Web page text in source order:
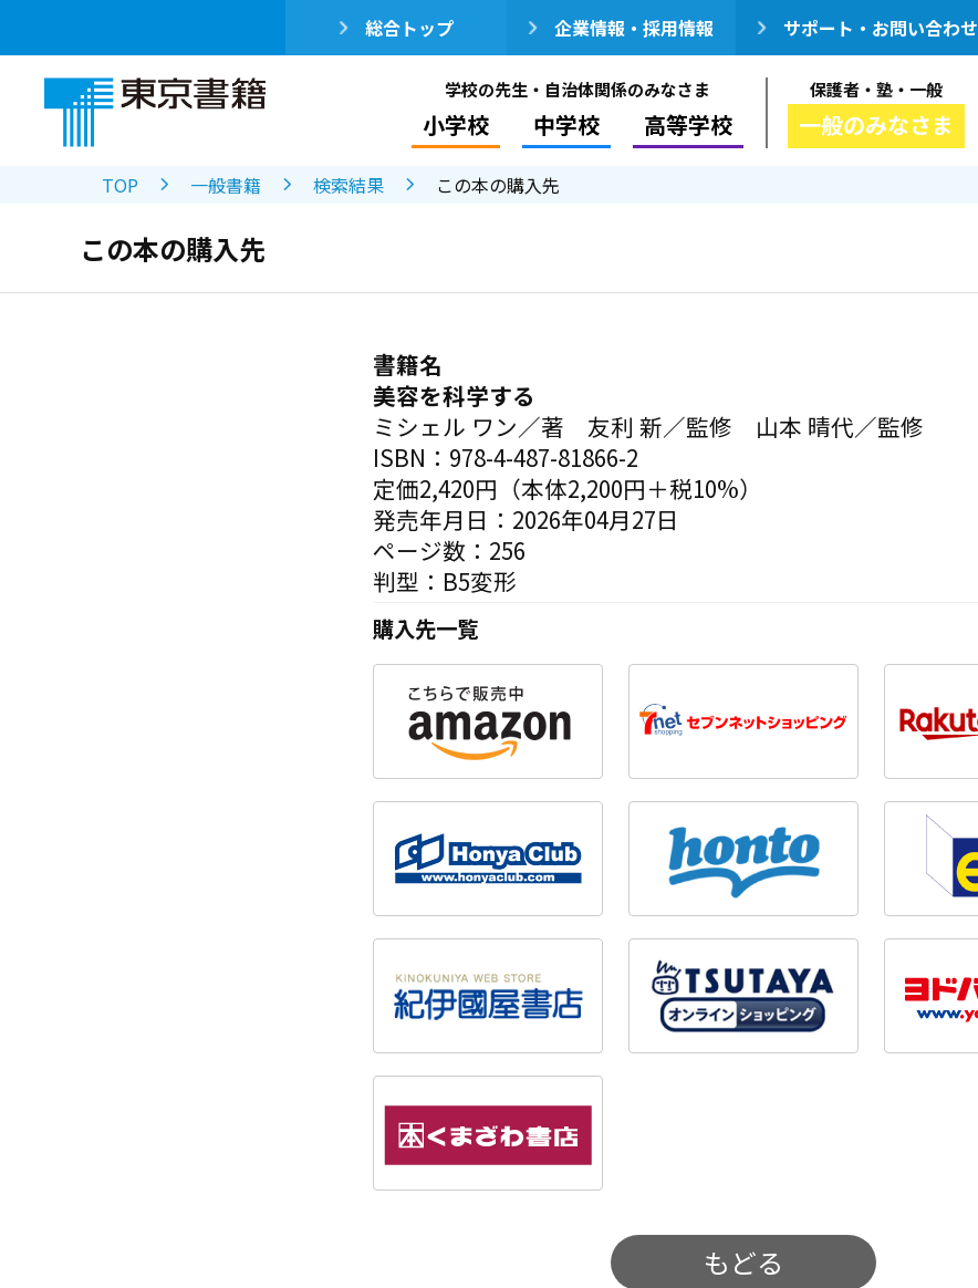
総合トップ 企業情報・採用情報 サポート・お問い合わせ
学校の先生・自治体関係のみなさま
小学校 中学校 高等学校
保護者・塾・一般
一般のみなさま
TOP 一般書籍 検索結果 この本の購入先
この本の購入先
書籍名
美容を科学する
ミシェル ワン／著 友利 新／監修 山本 晴代／監修
ISBN：978-4-487-81866-2
定価2,420円（本体2,200円＋税10%）
発売年月日：2026年04月27日
ページ数：256
判型：B5変形
購入先一覧
もどる